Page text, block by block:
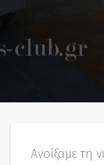
Ανοίξαμε τη